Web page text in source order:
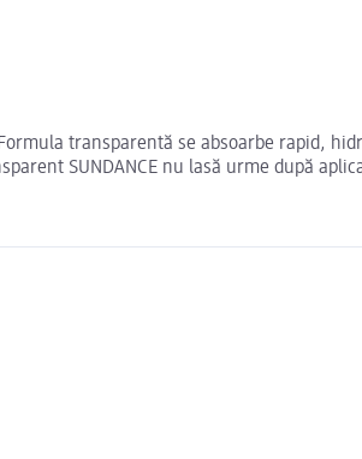
transparentă se absoarbe rapid,
SUNDANCE nu lasă urme după